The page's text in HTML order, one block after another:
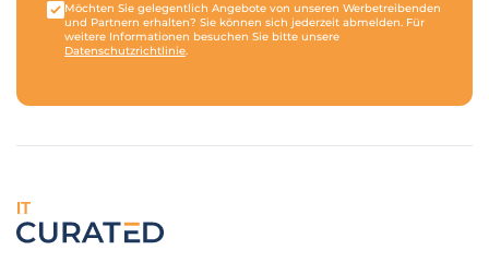
Möchten Sie gelegentlich Angebote von unseren Werbetreibenden
und Partnern erhalten? Sie können sich jederzeit abmelden. Für
weitere Informationen besuchen Sie bitte unsere
Datenschutzrichtlinie.
IT